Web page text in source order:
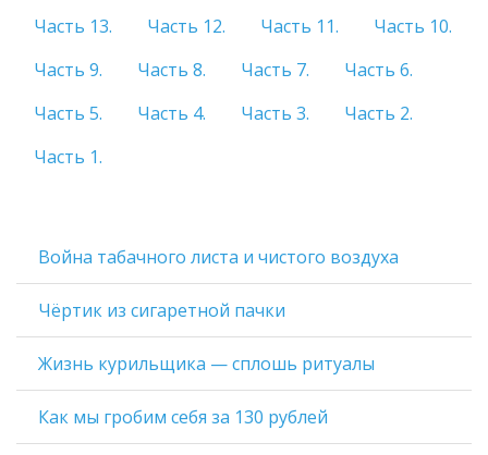
Часть 13.
Часть 12. Часть 11.
Часть 10.
Часть 9.
Часть 8. Часть 7.
Часть 6.
Часть 5.
Часть 4. Часть 3.
Часть 2.
Часть 1.
Война табачного листа и чистого воздуха
Чёртик из сигаретной пачки
Жизнь курильщика — сплошь ритуалы
Как мы гробим себя за 130 рублей